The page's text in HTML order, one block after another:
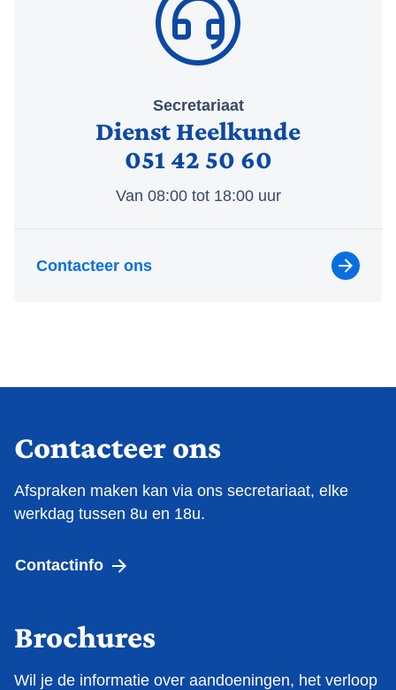
Secretariaat
Dienst Heelkunde
051 42 50 60
Van 08:00 tot 18:00 uur
Contacteer ons
Contacteer ons
Afspraken maken kan via ons secretariaat, elke
werkdag tussen 8u en 18u.
Contactinfo
Brochures
Wil je de informatie over aandoeningen, het verloop